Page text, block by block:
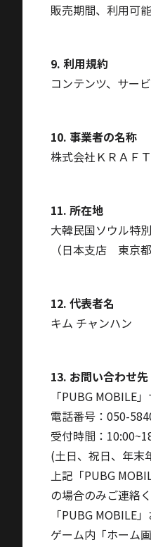
販売期間、利用可
9. 利用規約
コンテンツ、サー
10. 事業者の名称
株式会社ＫＲＡＦ
11. 所在地
大韓民国ソウル特
（日本支店 東京
12. 代表者名
キム チャンハン
13. お問い合わせ先
「PUBG MOBILE
電話番号：050-
受付時間：
(土日、祝日、年末
上記「PUBG
の場合のみご連絡
「PUBG MOBILE
ゲーム内「ホーム